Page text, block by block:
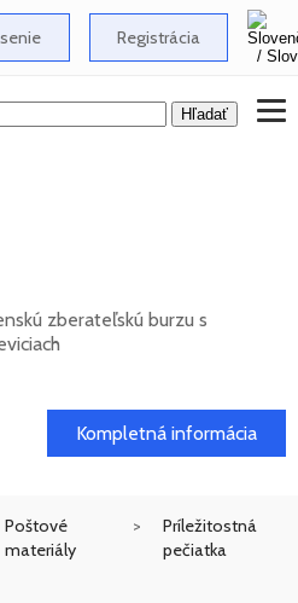
Registrácia
zberateľskú burzu s
Kompletná informácia
Poštové
materiály
Príležitostná
pečiatka